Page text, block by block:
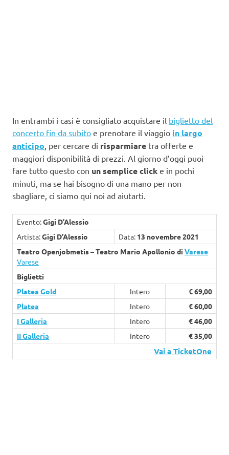
In entrambi i casi è consigliato acquistare il biglietto del
concerto fin da subito e prenotare il viaggio in largo
anticipo, per cercare di risparmiare tra offerte e
maggiori disponibilità di prezzi. Al giorno d’oggi puoi
fare tutto questo con un semplice click e in pochi
minuti, ma se hai bisogno di una mano per non
sbagliare, ci siamo qui noi ad aiutarti.
Evento:Gigi D’Alessio
Artista:Gigi D’Alessio Data: 13 novembre 2021
Teatro Openjobmetis – Teatro Mario Apollonio diVarese
Varese
Biglietti
Platea Gold
Intero
€ 69,00
Platea
Intero
€ 60,00
I Galleria
Intero
€ 46,00
II Galleria
Intero € 35,00
Vai a TicketOne